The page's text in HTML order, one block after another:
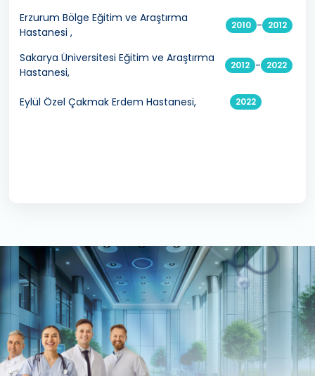
Erzurum Bölge Eğitim ve Araştırma
Hastanesi ,
2010 - 2012
Sakarya Üniversitesi Eğitim ve Araştırma
Hastanesi,
2012 - 2022
Eylül Özel Çakmak Erdem Hastanesi, 2022